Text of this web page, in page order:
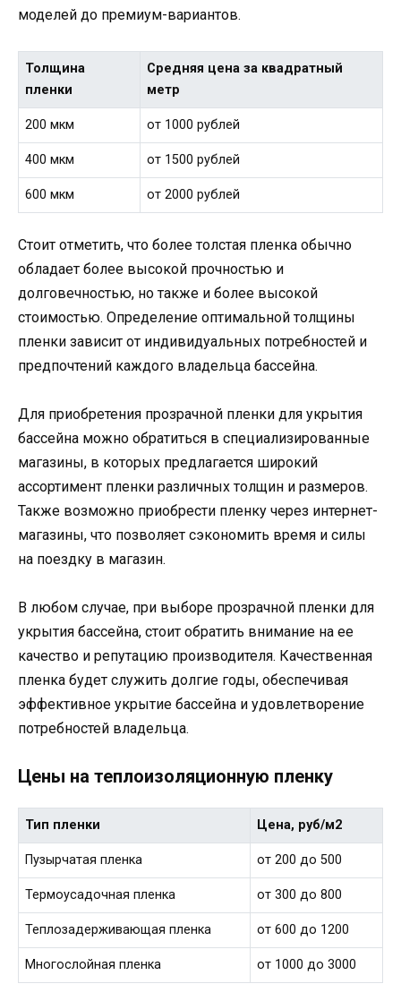
моделей до премиум-вариантов.
Толщина
пленки
Средняя цена за квадратный
метр
200 мкм от 1000 рублей
400 мкм от 1500 рублей
600 мкм от 2000 рублей
Стоит отметить, что более толстая пленка обычно
обладает более высокой прочностью и
долговечностью, но также и более высокой
стоимостью. Определение оптимальной толщины
пленки зависит от индивидуальных потребностей и
предпочтений каждого владельца бассейна.
Для приобретения прозрачной пленки для укрытия
бассейна можно обратиться в специализированные
магазины, в которых предлагается широкий
ассортимент пленки различных толщин и размеров.
Также возможно приобрести пленку через интернет-
магазины, что позволяет сэкономить время и силы
на поездку в магазин.
В любом случае, при выборе прозрачной пленки для
укрытия бассейна, стоит обратить внимание на ее
качество и репутацию производителя. Качественная
пленка будет служить долгие годы, обеспечивая
эффективное укрытие бассейна и удовлетворение
потребностей владельца.
Цены на теплоизоляционную пленку
Тип пленки Цена, руб/м2
Пузырчатая пленка от 200 до 500
Термоусадочная пленка от 300 до 800
Теплозадерживающая пленка от 600 до 1200
Многослойная пленка от 1000 до 3000